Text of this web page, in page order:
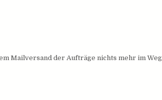
Mailversand der Aufträge nichts mehr im